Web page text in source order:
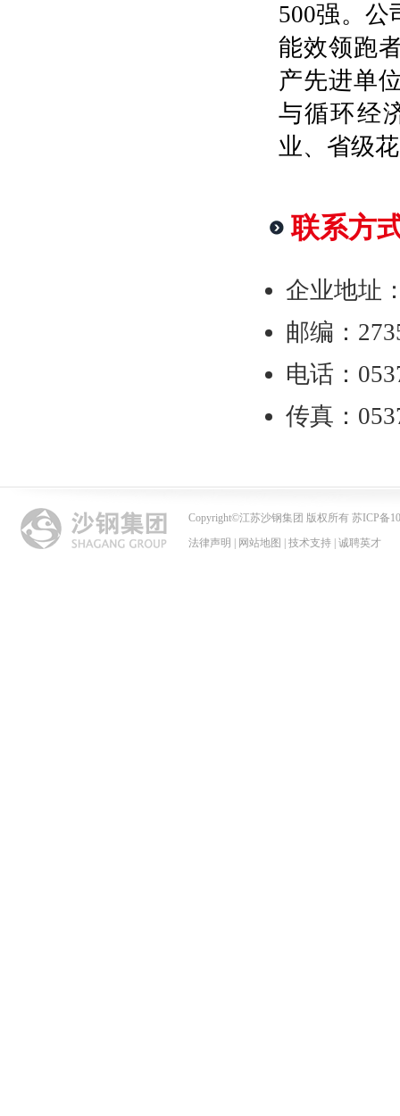
500强。公
能效领跑
产先进单
与循环经
业、省级
联系方
企业地址
邮编：
电话：
传真：
Copyright©江苏沙钢集团 版权所有 苏ICP备
法律声明
网站地图 技术支持 诚聘英才